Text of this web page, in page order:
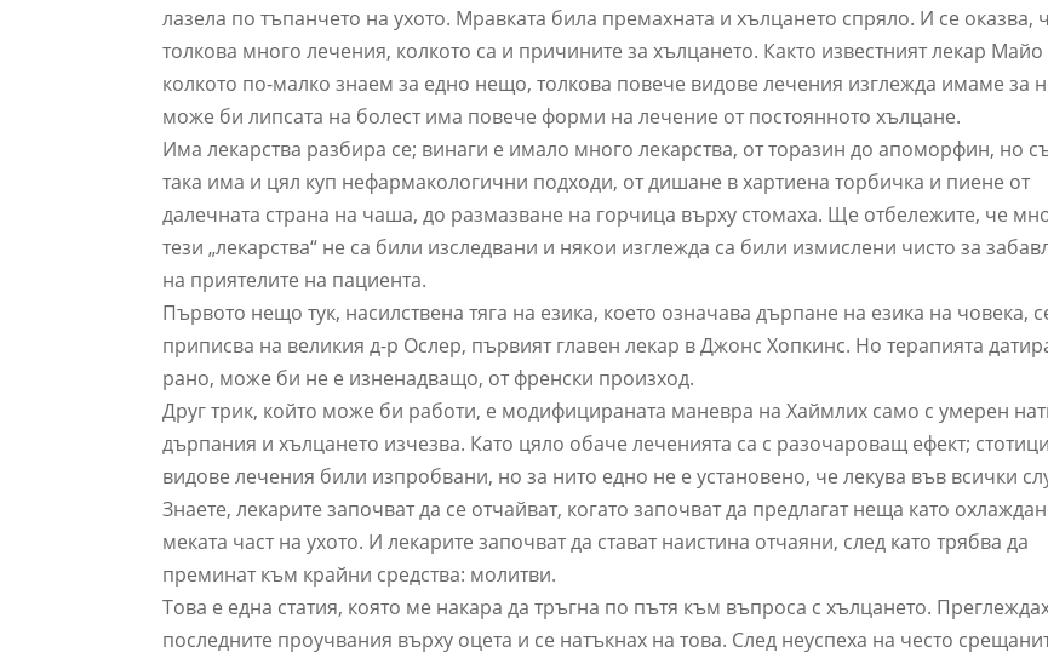
лазела по тъпанчето на ухото. Мравката била премахната и хълцането спряло. И се оказва,
толкова много лечения, колкото са и причините за хълцането. Както известният лекар Майо
колкото по-малко знаем за едно нещо, толкова повече видове лечения изглежда имаме за
може би липсата на болест има повече форми на лечение от постоянното хълцане.
Има лекарства разбира се; винаги е имало много лекарства, от торазин до апоморфин, но
така има и цял куп нефармакологични подходи, от дишане в хартиена торбичка и пиене от
далечната страна на чаша, до размазване на горчица върху стомаха. Ще отбележите, че
тези „лекарства“ не са били изследвани и някои изглежда са били измислени чисто за
на приятелите на пациента.
Първото нещо тук, насилствена тяга на езика, което означава дърпане на езика на човека,
приписва на великия д-р Ослер, първият главен лекар в Джонс Хопкинс. Но терапията
рано, може би не е изненадващо, от френски произход.
Друг трик, който може би работи, е модифицираната маневра на Хаймлих само с умерен
дърпания и хълцането изчезва. Като цяло обаче леченията са с разочароващ ефект; стотици
видове лечения били изпробвани, но за нито едно не е установено, че лекува във всички
Знаете, лекарите започват да се отчайват, когато започват да предлагат неща като
меката част на ухото. И лекарите започват да стават наистина отчаяни, след като трябва да
преминат към крайни средства: молитви.
Това е една статия, която ме накара да тръгна по пътя към въпроса с хълцането.
последните проучвания върху оцета и се натъкнах на това. След неуспеха на често